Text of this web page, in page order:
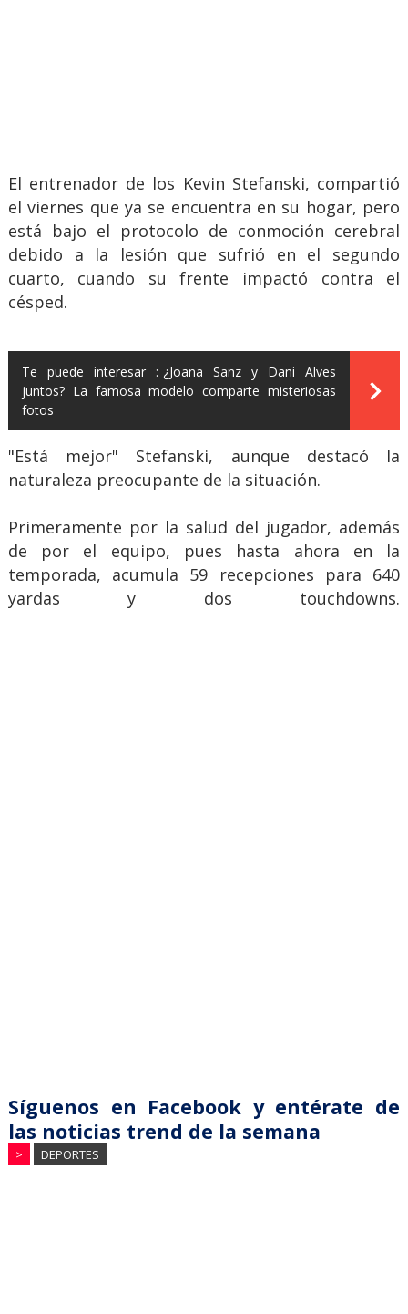
El entrenador de los Kevin Stefanski, compartió
el viernes que ya se encuentra en su hogar, pero
está bajo el protocolo de conmoción cerebral
debido a la lesión que sufrió en el segundo
cuarto, cuando su frente impactó contra el
césped.
Te puede interesar : ¿Joana Sanz y Dani Alves
juntos? La famosa modelo comparte misteriosas
fotos
"Está mejor" Stefanski, aunque destacó la
naturaleza preocupante de la situación.
Primeramente por la salud del jugador, además
de por el equipo, pues hasta ahora en la
temporada, acumula 59 recepciones para 640
yardas y dos touchdowns.
Síguenos en Facebook y entérate de
las noticias trend de la semana
> DEPORTES